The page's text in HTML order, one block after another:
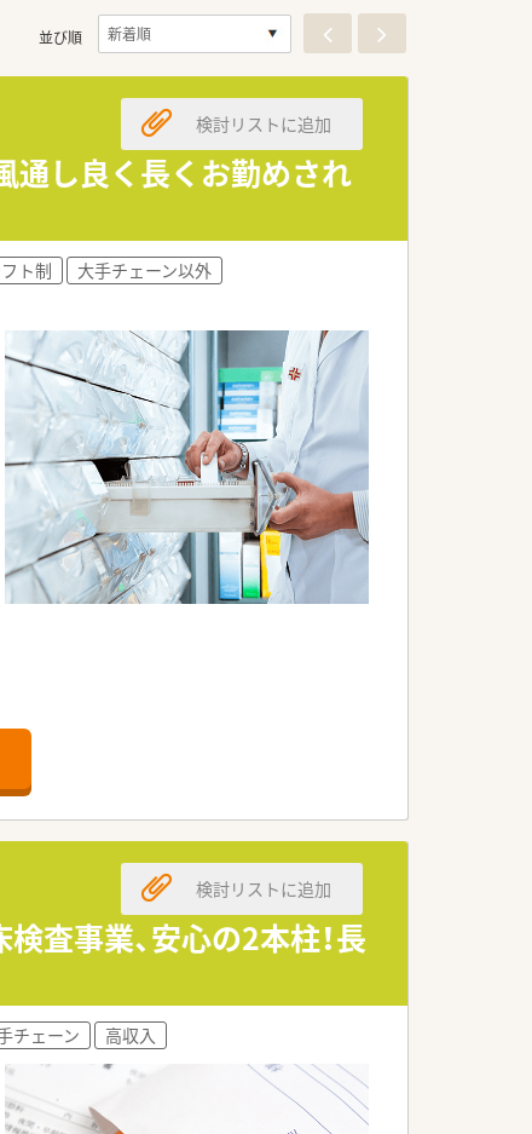
並び順
通し良く長くお勤めされ
検討リストに追加
ト制
大手チェーン以外
査事業、安心の2本柱！長
検討リストに追加
チェーン 高収入